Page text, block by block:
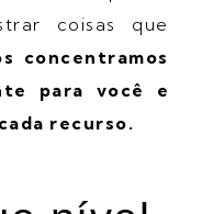
coisas que
concentramos
para você e
recurso.